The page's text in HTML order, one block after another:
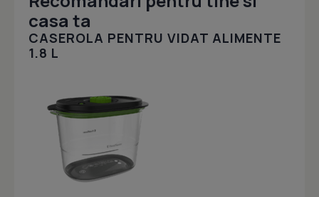
casa ta
CASEROLA PENTRU VIDAT ALIMENTE
1.8 L